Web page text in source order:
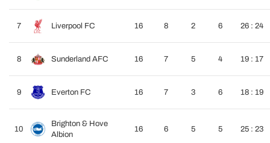
7 Liverpool FC 16 8 2 6 26 : 24
8 Sunderland AFC 16 7 5 4 19 : 17
9 Everton FC 16 7 3 6 18 : 19
10
Brighton & Hove
Albion
16 6 5 5 25 : 23